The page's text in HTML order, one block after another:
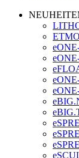
ETMO